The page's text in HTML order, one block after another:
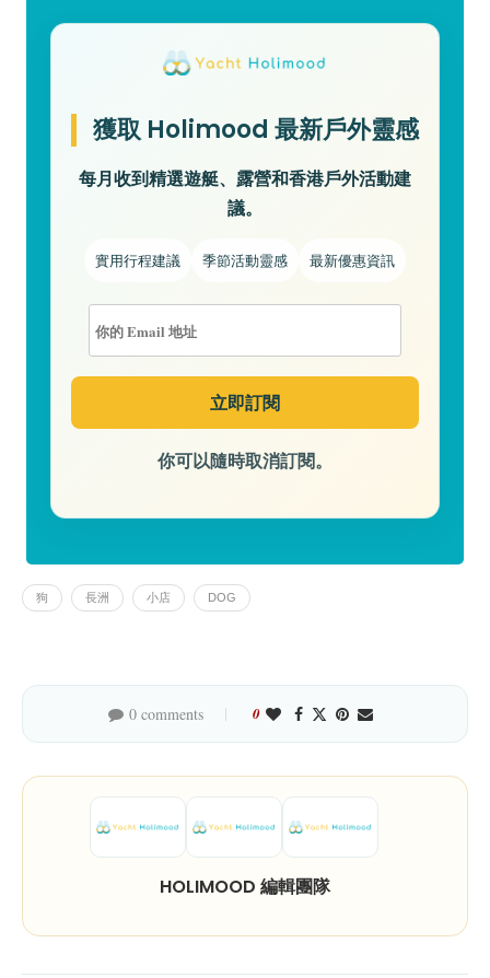
獲取 Holimood 最新戶外靈感
每月收到精選遊艇、露營和香港戶外活動建
議。
實用行程建議 季節活動靈感 最新優惠資訊
你可以隨時取消訂閱。
狗 長洲 小店 DOG
0 comments 0
HOLIMOOD 編輯團隊